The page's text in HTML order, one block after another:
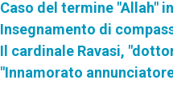
Caso del termine "Allah"
Insegnamento di
Il cardinale Ravasi,
"Innamorato